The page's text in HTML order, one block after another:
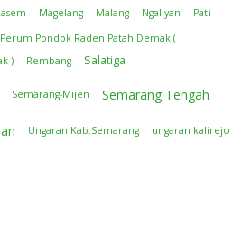
Magelang Malang Ngaliyan
Pati
Perum Pondok Raden Patah Demak (
)
Rembang Salatiga
Semarang-Mijen Semarang Tengah
Ungaran Kab.Semarang
ungaran kalirejo